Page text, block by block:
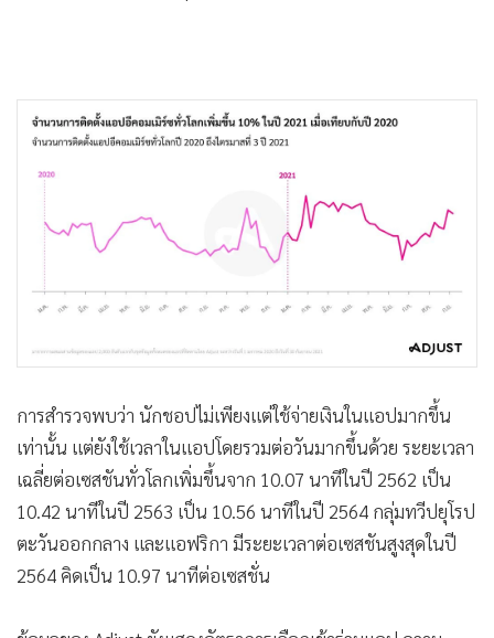
การสำรวจพบว่า นักชอปไม่เพียงแต่ใช้จ่ายเงินในแอปมากขึ้น
เท่านั้น แต่ยังใช้เวลาในแอปโดยรวมต่อวันมากขึ้นด้วย ระยะเวลา
เฉลี่ยต่อเซสชันทั่วโลกเพิ่มขึ้นจาก 10.07 นาทีในปี 2562 เป็น
10.42 นาทีในปี 2563 เป็น 10.56 นาทีในปี 2564 กลุ่มทวีปยุโรป
ตะวันออกกลาง และแอฟริกา มีระยะเวลาต่อเซสชันสูงสุดในปี
2564 คิดเป็น 10.97 นาทีต่อเซสชั่น